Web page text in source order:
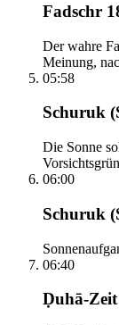
Fadschr
Der wahre
Meinung,
05:58
Schuruk
Die Sonne
06:00
Schuruk
06:40
Ḍuhā-Zeit